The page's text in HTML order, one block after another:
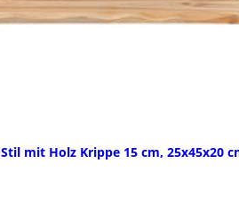
mit Holz Krippe 15 cm, 25x45x20